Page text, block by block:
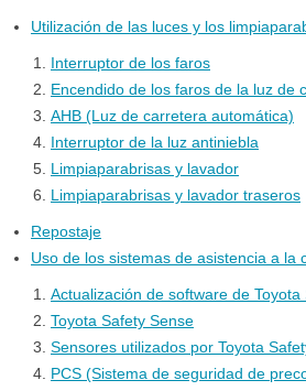
Utilización de las luces y los
Interruptor de los faros
Encendido de los faros de la luz de
AHB (Luz de carretera automática)
Interruptor de la luz antiniebla
Limpiaparabrisas y lavador
Limpiaparabrisas y lavador traseros
Repostaje
Uso de los sistemas de asistencia a la
Actualización de software de Toyota
Toyota Safety Sense
Sensores utilizados por Toyota
PCS (Sistema de seguridad de